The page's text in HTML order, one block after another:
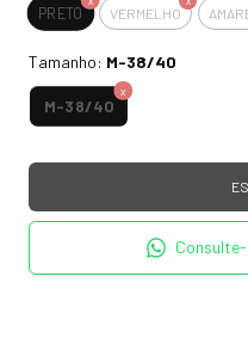
PRETO VERMELHO
Tamanho: M-38/40
M-38/40